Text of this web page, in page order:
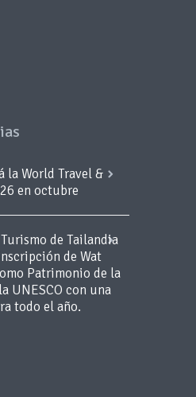
la World Travel &
en octubre
de Tailandia
de Wat
Patrimonio de la
UNESCO con una
todo el año.